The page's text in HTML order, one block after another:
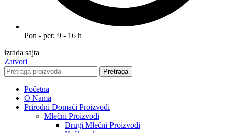
Pon - pet: 9 - 16 h
izrada sajta
Zatvori
Pretraga
Početna
O Nama
Prirodni Domaći Proizvodi
Mlečni Proizvodi
Drugi Mlečni Proizvodi